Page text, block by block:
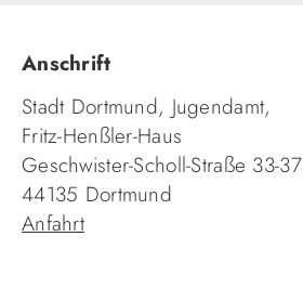
Anschrift
Stadt Dortmund, Jugendamt,
Fritz-Henßler-Haus
Geschwister-Scholl-Straße 33-37
44135 Dortmund
Anfahrt